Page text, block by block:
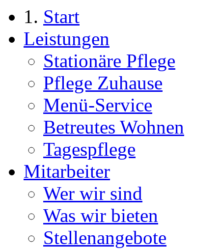
Start
Leistungen
Stationäre Pflege
Pflege Zuhause
Menü-Service
Betreutes Wohnen
Tagespflege
Mitarbeiter
Wer wir sind
Was wir bieten
Stellenangebote